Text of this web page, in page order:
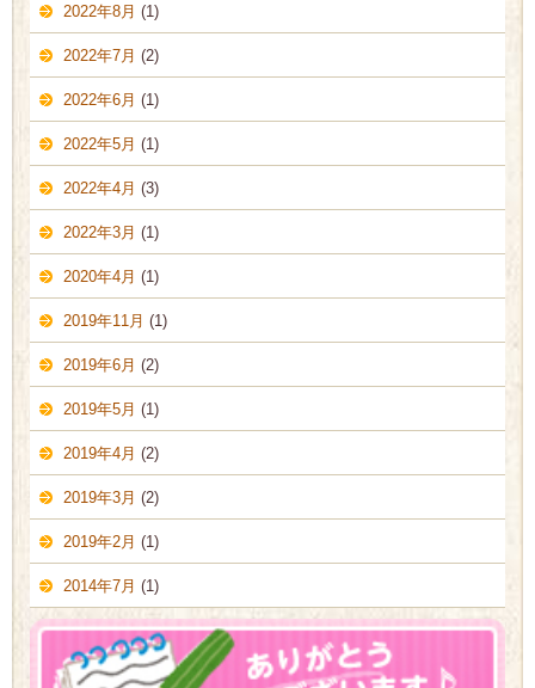
2022年8月 (1)
2022年7月 (2)
2022年6月 (1)
2022年5月 (1)
2022年4月 (3)
2022年3月 (1)
2020年4月 (1)
2019年11月 (1)
2019年6月 (2)
2019年5月 (1)
2019年4月 (2)
2019年3月 (2)
2019年2月 (1)
2014年7月 (1)